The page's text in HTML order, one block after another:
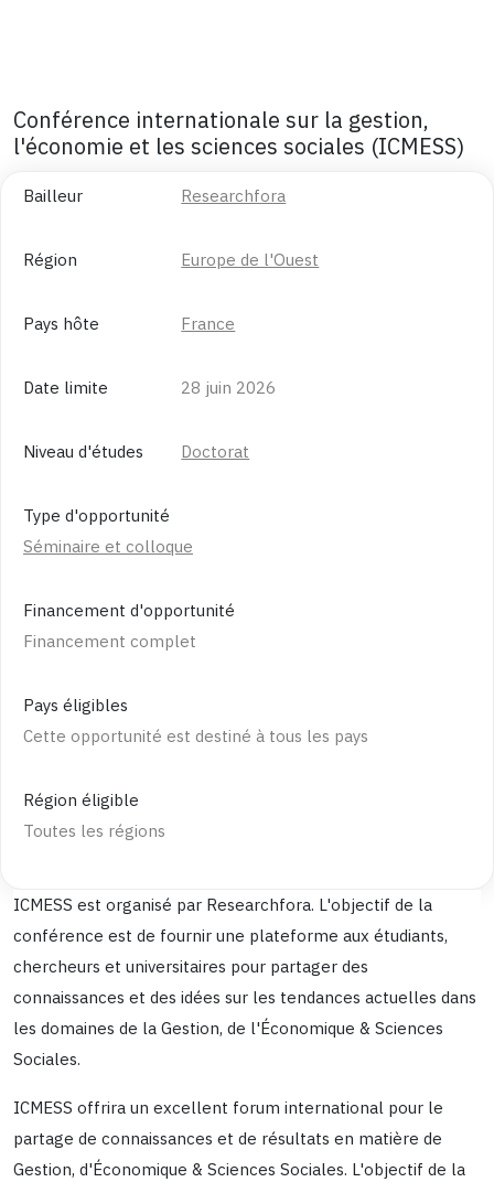
Conférence internationale sur la gestion,
l'économie et les sciences sociales (ICMESS)
Bailleur Researchfora
Région Europe de l'Ouest
Pays hôte France
Date limite 28 juin 2026
Niveau d'études Doctorat
Type d'opportunité
Séminaire et colloque
Financement d'opportunité
Financement complet
Pays éligibles
Cette opportunité est destiné à tous les pays
Région éligible
Toutes les régions
ICMESS est organisé par Researchfora. L'objectif de la
conférence est de fournir une plateforme aux étudiants,
chercheurs et universitaires pour partager des
connaissances et des idées sur les tendances actuelles dans
les domaines de la Gestion, de l'Économique & Sciences
Sociales.
ICMESS offrira un excellent forum international pour le
partage de connaissances et de résultats en matière de
Gestion, d'Économique & Sciences Sociales. L'objectif de la